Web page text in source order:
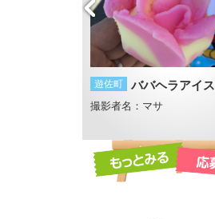
遊佐町 ババヘラアイス
撮影者名：マサ